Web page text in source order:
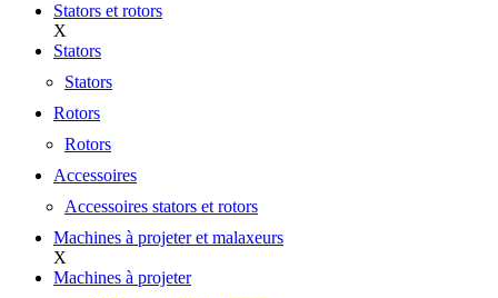
Stators et rotors
X
Stators
Stators
Rotors
Rotors
Accessoires
Accessoires stators et rotors
Machines à projeter et malaxeurs
X
Machines à projeter